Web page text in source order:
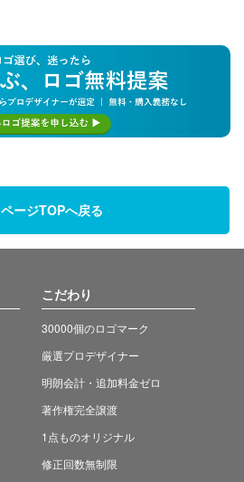
ページTOPへ戻る
こだわり
30000個のロゴマーク
厳選プロデザイナー
明朗会計・追加料金ゼロ
著作権完全譲渡
1点ものオリジナル
修正回数無制限